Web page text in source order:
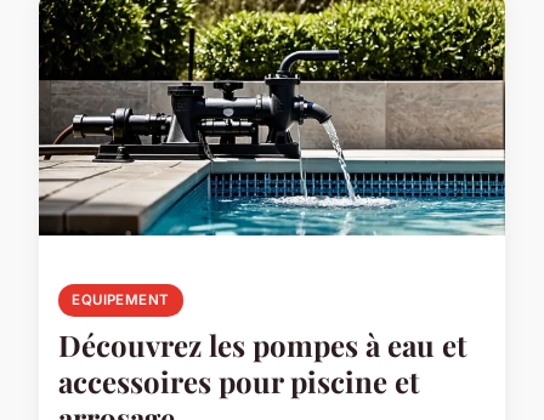
EQUIPEMENT
Découvrez les pompes à eau et
accessoires pour piscine et